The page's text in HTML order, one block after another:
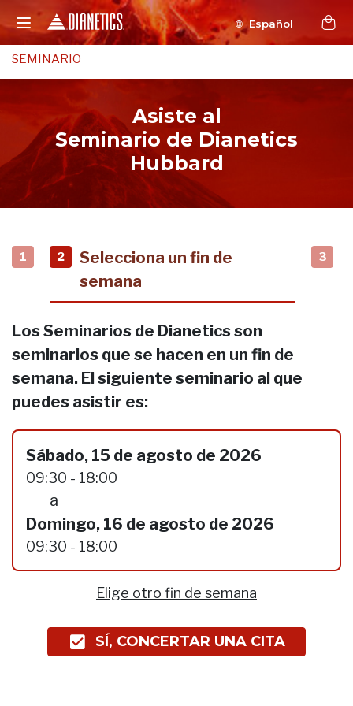
Español
SEMINARIO
Asiste al
Seminario de Dianetics
Hubbard
1 2
Selecciona un fin de
semana
3
Los Seminarios de Dianetics son
seminarios que se hacen en un fin de
semana. El siguiente seminario al que
puedes asistir es:
Sábado, 15 de agosto de 2026
09:30 - 18:00
a
Domingo, 16 de agosto de 2026
09:30 - 18:00
Elige otro fin de semana
SÍ, CONCERTAR UNA CITA